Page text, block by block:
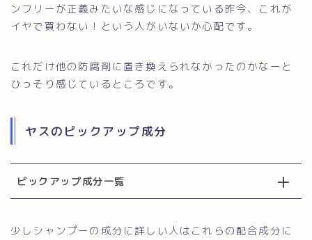
ンフリーが正義みたいな感じになっている昨今、これが
イヤで買わない！という人がいないか心配です。
これだけ他の防腐剤に置き換えられなかったのかなーと
ひっそり感じているところです。
ヤスのピックアップ成分
ピックアップ成分一覧
少しシャンプーの成分に詳しい人はこれらの配合成分に